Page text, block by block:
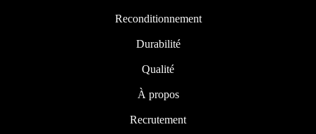
Reconditionnement
Durabilité
Qualité
À propos
Recrutement